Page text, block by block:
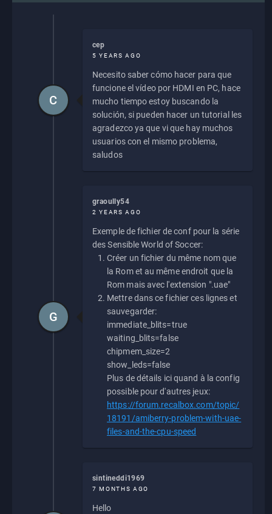
cep
5 YEARS AGO
Necesito saber cómo hacer para que
funcione el vídeo por HDMI en PC, hace
mucho tiempo estoy buscando la
solución, si pueden hacer un tutorial les
agradezco ya que vi que hay muchos
usuarios con el mismo problema,
saludos
C
graoully54
2 YEARS AGO
Exemple de fichier de conf pour la série
des Sensible World of Soccer:
Créer un fichier du même nom que
la Rom et au même endroit que la
Rom mais avec l'extension ".uae"
Mettre dans ce fichier ces lignes et
sauvegarder:
immediate_blits=true
waiting_blits=false
chipmem_size=2
show_leds=false
Plus de détails ici quand à la config
possible pour d'autres jeux:
https://forum.recalbox.com/topic/
18191/amiberry-problem-with-uae-
files-and-the-cpu-speed
G
sintineddi1969
7 MONTHS AGO
Hello